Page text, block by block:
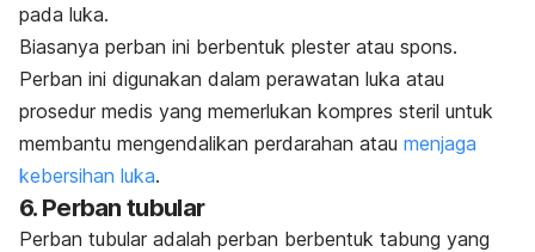
pada luka.
Biasanya perban ini berbentuk plester atau spons.
Perban ini digunakan dalam perawatan luka atau
prosedur medis yang memerlukan kompres steril untuk
membantu mengendalikan perdarahan atau menjaga
kebersihan luka.
6. Perban tubular
Perban tubular adalah perban berbentuk tabung yang